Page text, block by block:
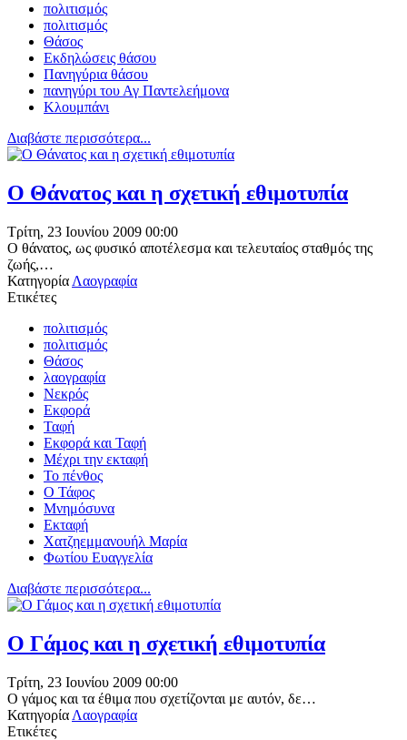
πολιτισμός
πολιτισμός
Θάσος
Εκδηλώσεις θάσου
Πανηγύρια θάσου
πανηγύρι του Αγ Παντελεήμονα
Κλουμπάνι
Διαβάστε περισσότερα...
Ο Θάνατος και η σχετική εθιμοτυπία
Τρίτη, 23 Ιουνίου 2009 00:00
Ο θάνατος, ως φυσικό αποτέλεσμα και τελευταίος σταθμός της
ζωής,…
Κατηγορία Λαογραφία
Ετικέτες
πολιτισμός
πολιτισμός
Θάσος
λαογραφία
Νεκρός
Εκφορά
Ταφή
Εκφορά και Ταφή
Μέχρι την εκταφή
Το πένθος
Ο Τάφος
Μνημόσυνα
Εκταφή
Χατζηεμμανουήλ Μαρία
Φωτίου Ευαγγελία
Διαβάστε περισσότερα...
Ο Γάμος και η σχετική εθιμοτυπία
Τρίτη, 23 Ιουνίου 2009 00:00
Ο γάμος και τα έθιμα που σχετίζονται με αυτόν, δε…
Κατηγορία Λαογραφία
Ετικέτες